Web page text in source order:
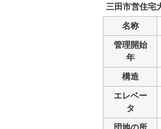
三田市営住宅
名称
管理開始
年
構造
エレベー
タ